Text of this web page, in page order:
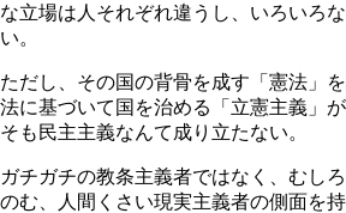
な立場は人それぞれ違うし、いろいろ
い。
ただし、その国の背骨を成す「憲法」
法に基づいて国を治める「立憲主義」
そも民主主義なんて成り立たない。
ガチガチの教条主義者ではなく、むし
のむ、人間くさい現実主義者の側面を